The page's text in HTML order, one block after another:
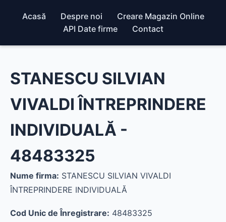
Acasă Despre noi
Creare Magazin Online
API Date firme
Contact
STANESCU SILVIAN
VIVALDI ÎNTREPRINDERE
INDIVIDUALĂ -
48483325
Nume firma: STANESCU SILVIAN VIVALDI
ÎNTREPRINDERE INDIVIDUALĂ
Cod Unic de Înregistrare: 48483325